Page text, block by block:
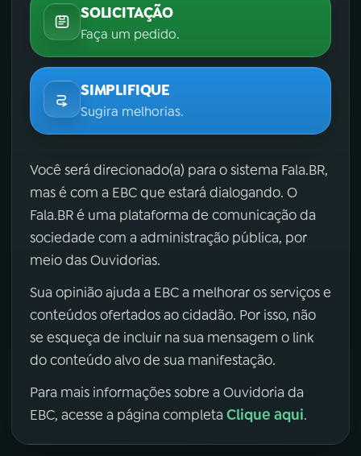
SOLICITAÇÃO
Faça um pedido.
SIMPLIFIQUE
Sugira melhorias.
Você será direcionado(a) para o sistema Fala.BR,
mas é com a EBC que estará dialogando. O
Fala.BR é uma plataforma de comunicação da
sociedade com a administração pública, por
meio das Ouvidorias.
Sua opinião ajuda a EBC a melhorar os serviços e
conteúdos ofertados ao cidadão. Por isso, não
se esqueça de incluir na sua mensagem o link
do conteúdo alvo de sua manifestação.
Para mais informações sobre a Ouvidoria da
EBC, acesse a página completa Clique aqui.